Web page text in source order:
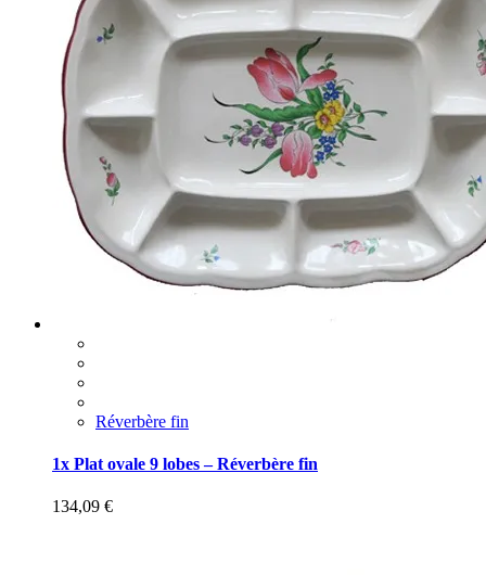
Réverbère fin
1x Plat ovale 9 lobes – Réverbère fin
134,09 €